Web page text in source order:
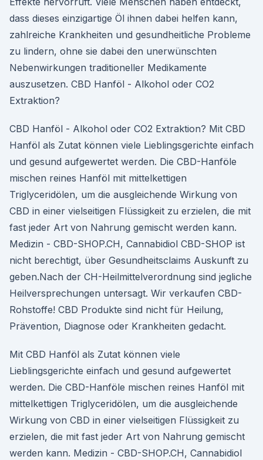
dass dieses einzigartige Öl ihnen dabei helfen kann,
zahlreiche Krankheiten und gesundheitliche Probleme
zu lindern, ohne sie dabei den unerwünschten
Nebenwirkungen traditioneller Medikamente
auszusetzen. CBD Hanföl - Alkohol oder CO2
Extraktion?
CBD Hanföl - Alkohol oder CO2 Extraktion? Mit CBD
Hanföl als Zutat können viele Lieblingsgerichte einfach
und gesund aufgewertet werden. Die CBD-Hanföle
mischen reines Hanföl mit mittelkettigen
Triglyceridölen, um die ausgleichende Wirkung von
CBD in einer vielseitigen Flüssigkeit zu erzielen, die mit
fast jeder Art von Nahrung gemischt werden kann.
Medizin - CBD-SHOP.CH, Cannabidiol CBD-SHOP ist
nicht berechtigt, über Gesundheitsclaims Auskunft zu
geben.Nach der CH-Heilmittelverordnung sind jegliche
Heilversprechungen untersagt. Wir verkaufen CBD-
Rohstoffe! CBD Produkte sind nicht für Heilung,
Prävention, Diagnose oder Krankheiten gedacht.
Mit CBD Hanföl als Zutat können viele
Lieblingsgerichte einfach und gesund aufgewertet
werden. Die CBD-Hanföle mischen reines Hanföl mit
mittelkettigen Triglyceridölen, um die ausgleichende
Wirkung von CBD in einer vielseitigen Flüssigkeit zu
erzielen, die mit fast jeder Art von Nahrung gemischt
werden kann. Medizin - CBD-SHOP.CH, Cannabidiol